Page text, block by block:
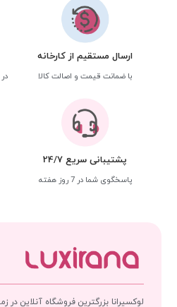
ارسال مستقیم از کارخانه
با ضمانت قیمت و اصالت کالا
پشتیبانی سریع 24/7
پاسخگوی شما در 7 روز هفته
لوکسیرانا بزرگترین فروشگاه آنلاین در